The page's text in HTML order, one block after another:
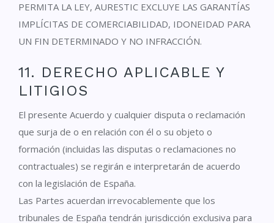
PERMITA LA LEY, AURESTIC EXCLUYE LAS GARANTÍAS
IMPLÍCITAS DE COMERCIABILIDAD, IDONEIDAD PARA
UN FIN DETERMINADO Y NO INFRACCIÓN.
11. DERECHO APLICABLE Y
LITIGIOS
El presente Acuerdo y cualquier disputa o reclamación
que surja de o en relación con él o su objeto o
formación (incluidas las disputas o reclamaciones no
contractuales) se regirán e interpretarán de acuerdo
con la legislación de España.
Las Partes acuerdan irrevocablemente que los
tribunales de España tendrán jurisdicción exclusiva para